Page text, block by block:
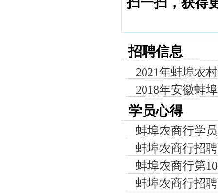
招聘信息
2021年蚌埠农
2018年安徽蚌
学员心得
蚌埠农商行学
蚌埠农商行招
蚌埠农商行第
蚌埠农商行招